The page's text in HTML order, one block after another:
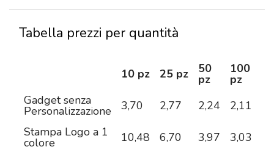
Tabella prezzi per quantità
10 pz 25 pz 50
pz
100
pz
Gadget senza
Personalizzazione 3,70 2,77 2,24 2,11
Stampa Logo a 1
colore 10,48 6,70 3,97 3,03